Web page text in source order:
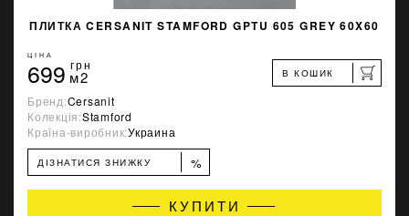
ПЛИТКА CERSANIT STAMFORD GPTU 605 GREY 60X60
ЦІНА
699 грн
м2 В КОШИК
Бренд:Cersanit
Колекція:Stamford
Країна-виробник:Украина
ДІЗНАТИСЯ ЗНИЖКУ %
КУПИТИ